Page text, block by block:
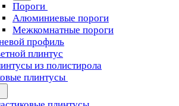
Пороги
Алюминиевые пороги
Межкомнатные пороги
профиль
плинтус
из полистирола
плинтусы